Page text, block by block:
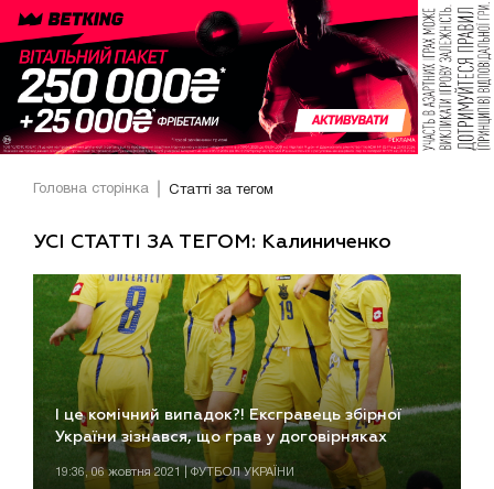
Головна сторінка Статті за тегом
УСІ СТАТТІ ЗА ТЕГОМ: Калиниченко
І це комічний випадок?! Ексгравець збірної
України зізнався, що грав у договірняках
19:36, 06 жовтня 2021 | ФУТБОЛ УКРАЇНИ